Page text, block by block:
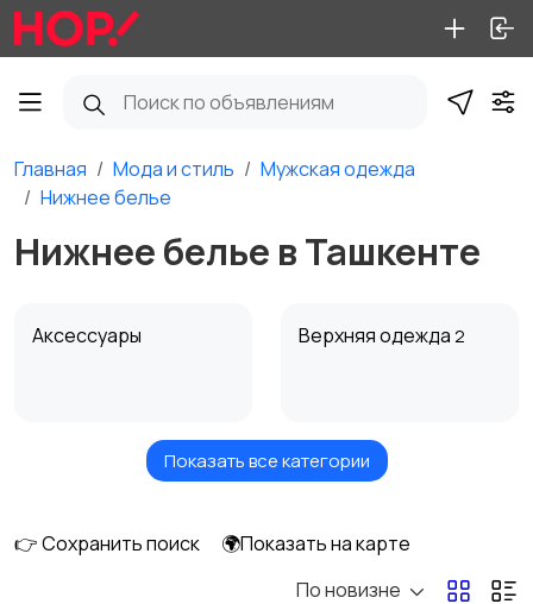
Главная Мода и стиль
Мужская одежда
Нижнее белье
Нижнее белье в Ташкенте
Аксессуары Верхняя одежда 2
Брюки и шорты 1 Головные уборы
Показать все категории
👉 Сохранить поиск
🌍Показать на карте
По новизне